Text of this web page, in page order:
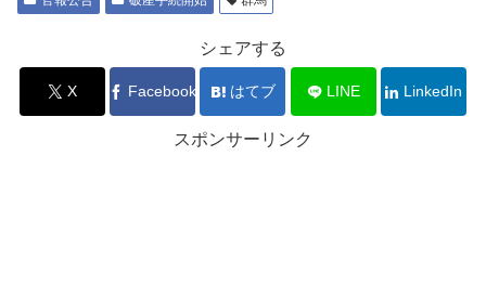
シェアする
X Facebook はてブ LINE LinkedIn
スポンサーリンク